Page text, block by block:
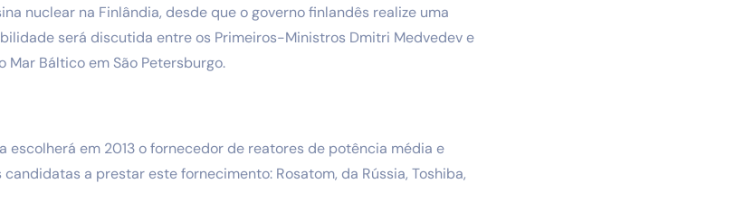
nuclear na Finlândia, desde que o governo finlandês realize uma
será discutida entre os Primeiros-Ministros Dmitri Medvedev e
Mar Báltico em São Petersburgo.
escolherá em 2013 o fornecedor de reatores de potência média e
a prestar este fornecimento: Rosatom, da Rússia, Toshiba,